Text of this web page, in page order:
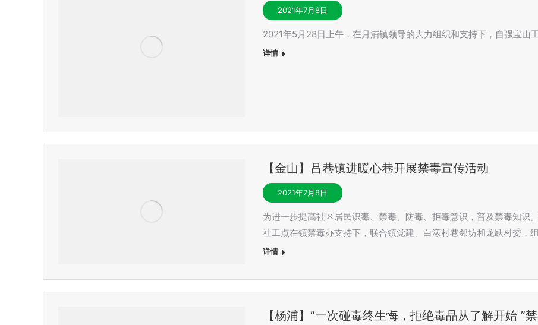
2021年7月8日
2021年5月28日上午，在月浦镇领导的大力组织和支持下，自强宝
详情
【金山】吕巷镇进暖心巷开展禁毒宣传活动
2021年7月8日
为进一步提高社区居民识毒、禁毒、防毒、拒毒意识，普及禁毒知识
社工点在镇禁毒办支持下，联合镇党建、白漾村巷邻坊和龙跃村委，
详情
【杨浦】“一次碰毒终生悔，拒绝毒品从了解开始 ”